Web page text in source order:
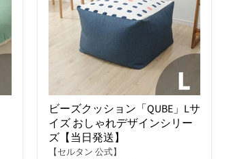
ビーズクッション「QUBE」Lサ
イズ おしゃれデザインシリー
ズ【当日発送】
【セルタン 公式】